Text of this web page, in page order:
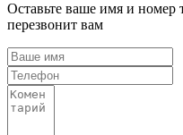
Оставьте ваше имя и
перезвонит вам